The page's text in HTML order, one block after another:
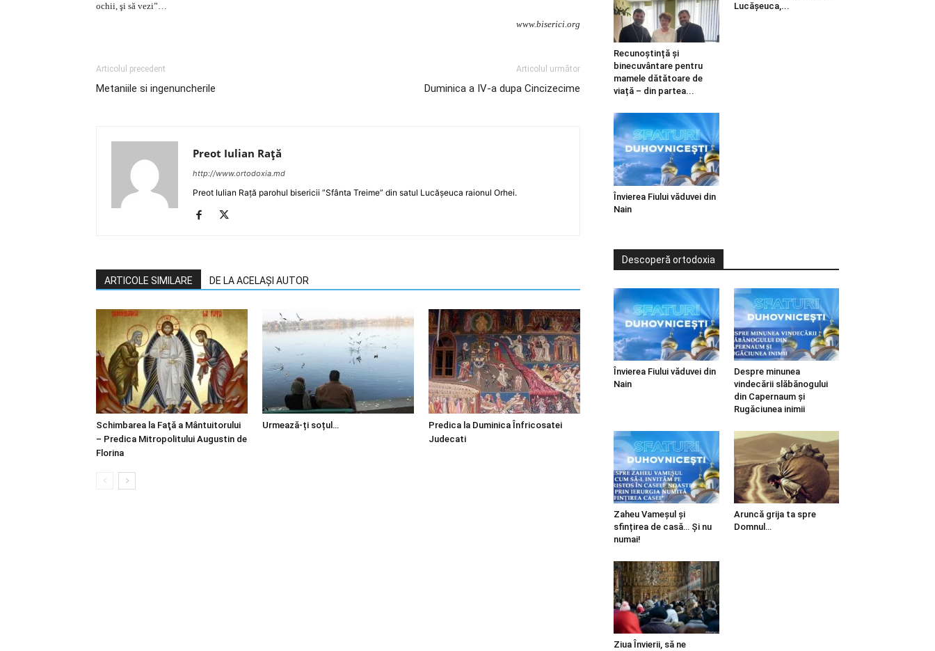
ochii, şi să vezi”…
www.biserici.org
Articolul precedent
Metaniile si ingenuncherile
Articolul următor
Duminica a IV-a dupa Cincizecime
Preot Iulian Raţă
http://www.ortodoxia.md
Preot Iulian Rață parohul bisericii ”Sfânta Treime” din satul Lucășeuca raionul Orhei.
ARTICOLE SIMILARE DE LA ACELAȘI AUTOR
Schimbarea la Faţă a Mântuitorului
– Predica Mitropolitului Augustin de
Florina
Urmează-ți soțul…
Predica la Duminica Înfricosatei
Judecati
Recunoștință și
binecuvântare pentru
mamele dătătoare de
viață – din partea...
Lucășeuca,...
Învierea Fiului văduvei din
Nain
Descoperă ortodoxia
Învierea Fiului văduvei din
Nain
Despre minunea
vindecării slăbănogului
din Capernaum și
Rugăciunea inimii
Zaheu Vameșul și
sfințirea de casă… Și nu
numai!
Aruncă grija ta spre
Domnul…
Ziua Învierii, să ne